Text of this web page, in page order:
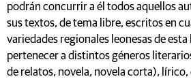
podrán concurrir a él todos aquellos
sus textos, de tema libre, escritos en
variedades regionales leonesas de
pertenecer a distintos géneros
de relatos, novela, novela corta),